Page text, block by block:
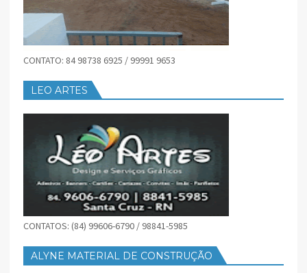
CONTATO: 84 98738 6925 / 99991 9653
LEO ARTES
CONTATOS: (84) 99606-6790 / 98841-5985
ALYNE MATERIAL DE CONSTRUÇÃO